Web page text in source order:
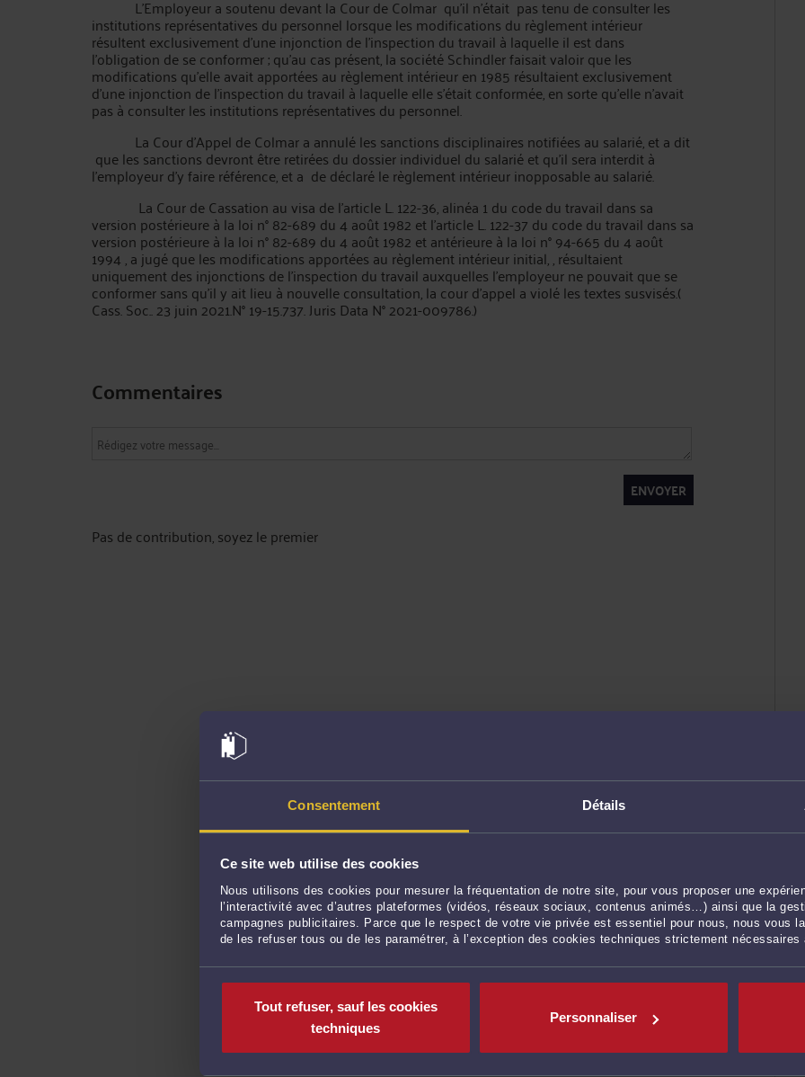
Consentement Détails
Ce site web utilise des cookies
Nous utilisons des cookies pour mesurer la fréquentation de notre site, pour vous proposer une
l’interactivité avec d’autres plateformes (vidéos, réseaux sociaux, contenus animés…) ainsi que la
campagnes publicitaires. Parce que le respect de votre vie privée est essentiel pour nous, nous vous
de les refuser tous ou de les paramétrer, à l’exception des cookies techniques strictement nécessaires
Tout refuser, sauf les cookies
techniques
Personnaliser
L’Employeur a soutenu devant la Cour de Colmar qu’il n’était pas tenu de consulter les
institutions représentatives du personnel lorsque les modifications du règlement intérieur
résultent exclusivement d'une injonction de l'inspection du travail à laquelle il est dans
l'obligation de se conformer ; qu'au cas présent, la société Schindler faisait valoir que les
modifications qu'elle avait apportées au règlement intérieur en 1985 résultaient exclusivement
d'une injonction de l'inspection du travail à laquelle elle s'était conformée, en sorte qu'elle n'avait
pas à consulter les institutions représentatives du personnel.
La Cour d’Appel de Colmar a annulé les sanctions disciplinaires notifiées au salarié, et a dit
que les sanctions devront être retirées du dossier individuel du salarié et qu'il sera interdit à
l'employeur d'y faire référence, et a de déclaré le règlement intérieur inopposable au salarié.
La Cour de Cassation au visa de l'article L. 122-36, alinéa 1 du code du travail dans sa
version postérieure à la loi n° 82-689 du 4 août 1982 et l'article L. 122-37 du code du travail dans sa
version postérieure à la loi n° 82-689 du 4 août 1982 et antérieure à la loi n° 94-665 du 4 août
1994 , a jugé que les modifications apportées au règlement intérieur initial, , résultaient
uniquement des injonctions de l'inspection du travail auxquelles l'employeur ne pouvait que se
conformer sans qu'il y ait lieu à nouvelle consultation, la cour d'appel a violé les textes susvisés.(
Cass. Soc.. 23 juin 2021.N° 19-15.737. Juris Data N° 2021-009786.)
Commentaires
ENVOYER
Pas de contribution, soyez le premier